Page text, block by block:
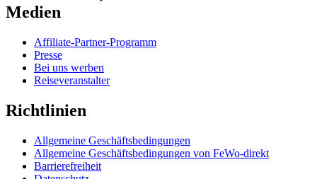
Medien
Affiliate-Partner-Programm
Presse
Bei uns werben
Reiseveranstalter
Richtlinien
Allgemeine Geschäftsbedingungen
Allgemeine Geschäftsbedingungen von FeWo-direkt
Barrierefreiheit